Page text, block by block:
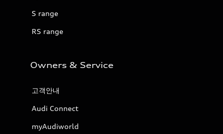
S range
RS range
Owners & Service
고객안내
Audi Connect
myAudiworld